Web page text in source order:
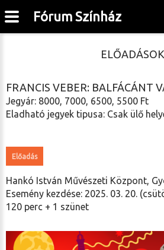
ELŐADÁSOK
FRANCIS VEBER: BALFÁCÁNT
Jegyár: 8000, 7000, 6500, 5500 Ft
Eladható jegyek tipusa: Csak ülő
Előadás
Hankó István Művészeti Központ,
Esemény kezdése: 2025. 03. 20.
120 perc + 1 szünet
Fórum Színház